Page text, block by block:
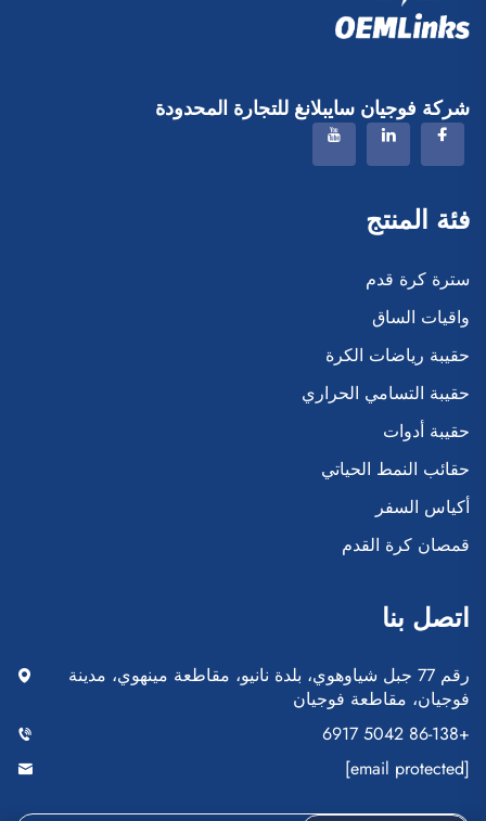
شركة فوجيان سايبلانغ للتجارة المحدودة
فئة المنتج
سترة كرة قدم
واقيات الساق
حقيبة رياضات الكرة
حقيبة التسامي الحراري
حقيبة أدوات
حقائب النمط الحياتي
أكياس السفر
قمصان كرة القدم
اتصل بنا
رقم 77 جبل شياوهوي، بلدة نانيو، مقاطعة مينهوي، مدينة
فوجيان، مقاطعة فوجيان
+86-138 5042 6917
[email protected]